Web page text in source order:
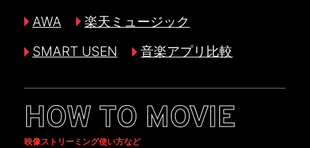
AWA
楽天ミュージック
SMART USEN
音楽アプリ比較
HOW TO MOVIE
映像ストリーミング使い方など